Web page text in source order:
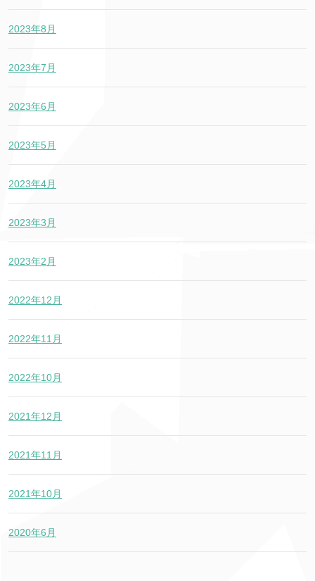
2023年8月
2023年7月
2023年6月
2023年5月
2023年4月
2023年3月
2023年2月
2022年12月
2022年11月
2022年10月
2021年12月
2021年11月
2021年10月
2020年6月